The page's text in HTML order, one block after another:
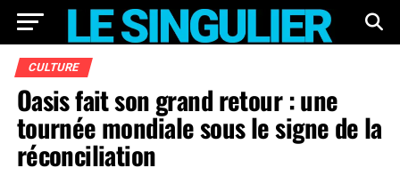
CULTURE
Oasis fait son grand retour : une
tournée mondiale sous le signe de la
réconciliation